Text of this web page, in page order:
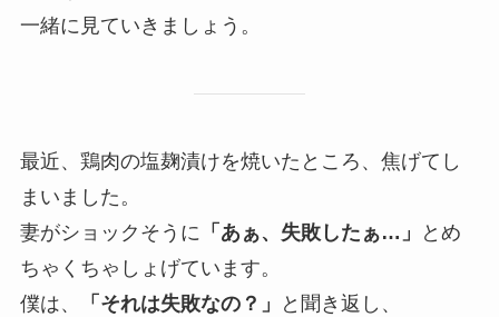
一緒に見ていきましょう。
最近、鶏肉の塩麹漬けを焼いたところ、焦げてし
まいました。
妻がショックそうに 「あぁ、失敗したぁ…」
とめ
ちゃくちゃしょげています。
僕は、
「それは失敗なの？」
と聞き返し、